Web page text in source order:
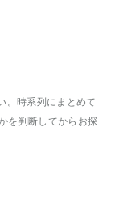
。時系列にまとめて
を判断してからお探